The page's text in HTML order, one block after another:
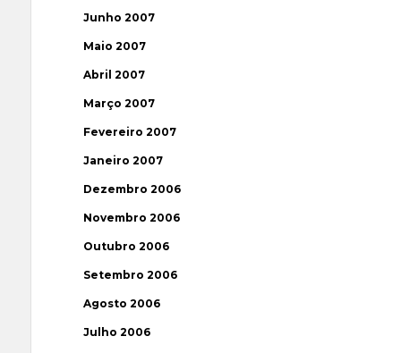
Junho 2007
Maio 2007
Abril 2007
Março 2007
Fevereiro 2007
Janeiro 2007
Dezembro 2006
Novembro 2006
Outubro 2006
Setembro 2006
Agosto 2006
Julho 2006